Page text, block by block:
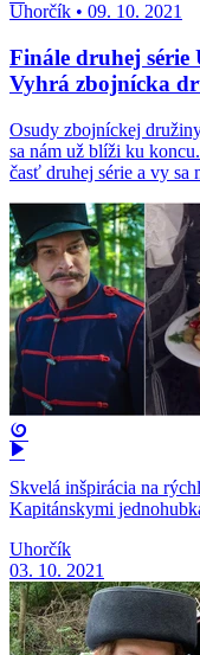
Uhorčík • 09. 10. 2021
Finále druhej
Vyhrá zbojnícka
Osudy zbojníckej
sa nám už blíži ku
časť druhej série a vy sa
Skvelá inšpirácia na
Kapitánskymi
Uhorčík
03. 10. 2021